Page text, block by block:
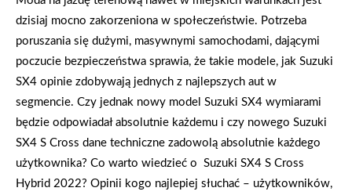
dzisiaj mocno zakorzeniona w społeczeństwie. Potrzeba
poruszania się dużymi, masywnymi samochodami, dającymi
poczucie bezpieczeństwa sprawia, że takie modele, jak Suzuki
SX4 opinie zdobywają jednych z najlepszych aut w
segmencie. Czy jednak nowy model Suzuki SX4 wymiarami
będzie odpowiadał absolutnie każdemu i czy nowego Suzuki
SX4 S Cross dane techniczne zadowolą absolutnie każdego
użytkownika? Co warto wiedzieć o Suzuki SX4 S Cross
Hybrid 2022? Opinii kogo najlepiej słuchać – użytkowników,